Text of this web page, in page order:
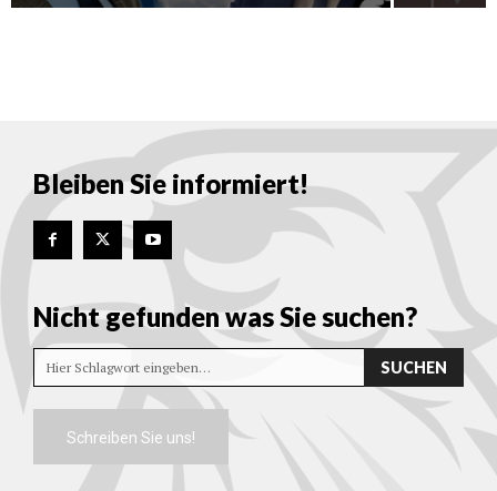
Bleiben Sie informiert!
Nicht gefunden was Sie suchen?
Hier Schlagwort eingeben… SUCHEN
Schreiben Sie uns!